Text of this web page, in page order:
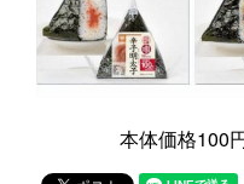
本体価格100